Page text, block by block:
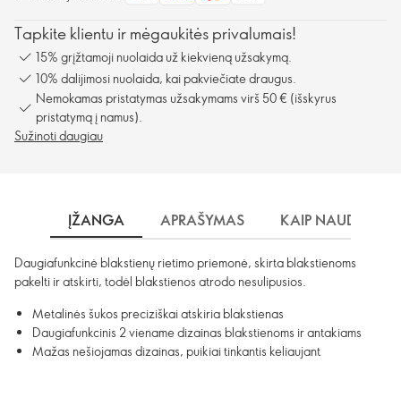
Tapkite klientu ir mėgaukitės privalumais!
15% grįžtamoji nuolaida už kiekvieną užsakymą.
10% dalijimosi nuolaida, kai pakviečiate draugus.
Nemokamas pristatymas užsakymams virš 50 € (išskyrus
pristatymą į namus).
Sužinoti daugiau
ĮŽANGA APRAŠYMAS KAIP NAUDOTI?
Daugiafunkcinė blakstienų rietimo priemonė, skirta blakstienoms
pakelti ir atskirti, todėl blakstienos atrodo nesulipusios.
Metalinės šukos preciziškai atskiria blakstienas
Daugiafunkcinis 2 viename dizainas blakstienoms ir antakiams
Mažas nešiojamas dizainas, puikiai tinkantis keliaujant